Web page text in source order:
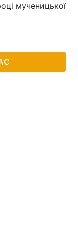
мученицької